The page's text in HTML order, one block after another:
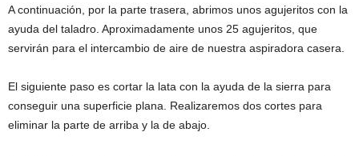
A continuación, por la parte trasera, abrimos unos agujeritos con la
ayuda del taladro. Aproximadamente unos 25 agujeritos, que
servirán para el intercambio de aire de nuestra aspiradora casera.
El siguiente paso es cortar la lata con la ayuda de la sierra para
conseguir una superficie plana. Realizaremos dos cortes para
eliminar la parte de arriba y la de abajo.